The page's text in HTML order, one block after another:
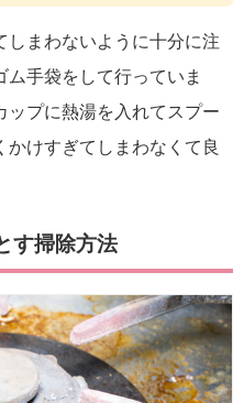
しまわないように十分に注
手袋をして行っていま
ップに熱湯を入れてスプー
かけすぎてしまわなくて良
す掃除方法